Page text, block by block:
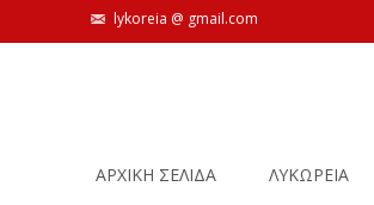
lykoreia @ gmail.com
ΑΡΧΙΚΗ ΣΕΛΙΔΑ ΛΥΚΩΡΕΙΑ